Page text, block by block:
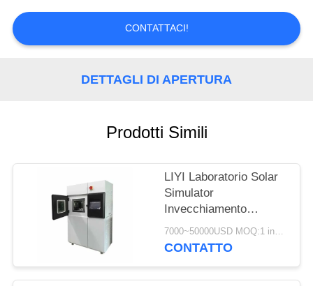
DEL
SITO
PRIVACY
CONTATTACI!
DETTAGLI DI APERTURA
Prodotti Simili
LIYI Laboratorio Solar
Simulator
Invecchiamento
Camera di prova 150L
Xenon Weathering Test
7000~50000USD MOQ:1 insieme
CONTATTO